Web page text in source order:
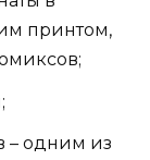
принтом,
– одним из